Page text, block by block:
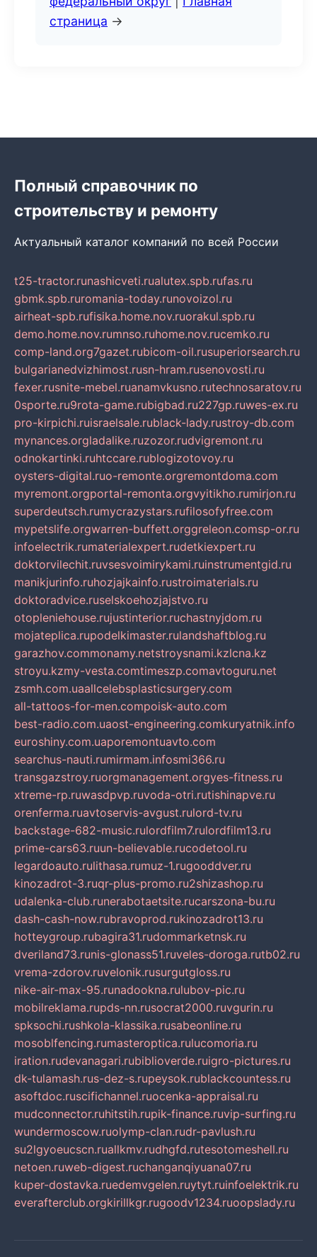
страница →
Полный справочник по
строительству и ремонту
Актуальный каталог компаний по всей России
t25-tractor.runashicveti.rualutex.spb.rufas.ru
gbmk.spb.ruromania-today.runovoizol.ru
airheat-spb.rufisika.home.nov.ruorakul.spb.ru
demo.home.nov.rumnso.ruhome.nov.rucemko.ru
comp-land.org7gazet.rubicom-oil.rusuperiorsearch.ru
bulgarianedvizhimost.rusn-hram.rusenovosti.ru
fexer.rusnite-mebel.ruanamvkusno.rutechnosaratov.ru
0sporte.ru9rota-game.rubigbad.ru227gp.ruwes-ex.ru
pro-kirpichi.ruisraelsale.rublack-lady.rustroy-db.com
mynances.orgladalike.ruzozor.rudvigremont.ru
odnokartinki.ruhtccare.rublogizotovoy.ru
oysters-digital.ruo-remonte.orgremontdoma.com
myremont.orgportal-remonta.orgvyitikho.rumirjon.ru
superdeutsch.rumycrazystars.rufilosofyfree.com
mypetslife.orgwarren-buffett.orggreleon.comsp-or.ru
infoelectrik.rumaterialexpert.rudetkiexpert.ru
doktorvilechit.ruvsesvoimirykami.ruinstrumentgid.ru
manikjurinfo.ruhozjajkainfo.rustroimaterials.ru
doktoradvice.ruselskoehozjajstvo.ru
otopleniehouse.rujustinterior.ruchastnyjdom.ru
mojateplica.rupodelkimaster.rulandshaftblog.ru
garazhov.commonamy.netstroysnami.kzlcna.kz
stroyu.kzmy-vesta.comtimeszp.comavtoguru.net
zsmh.com.uaallcelebsplasticsurgery.com
all-tattoos-for-men.compoisk-auto.com
best-radio.com.uaost-engineering.comkuryatnik.info
euroshiny.com.uaporemontuavto.com
searchus-nauti.rumirmam.infosmi366.ru
transgazstroy.ruorgmanagement.orgyes-fitness.ru
xtreme-rp.ruwasdpvp.ruvoda-otri.rutishinapve.ru
orenferma.ruavtoservis-avgust.rulord-tv.ru
backstage-682-music.rulordfilm7.rulordfilm13.ru
prime-cars63.ruun-believable.rucodetool.ru
legardoauto.rulithasa.rumuz-1.rugooddver.ru
kinozadrot-3.ruqr-plus-promo.ru2shizashop.ru
udalenka-club.runerabotaetsite.rucarszona-bu.ru
dash-cash-now.rubravoprod.rukinozadrot13.ru
hotteygroup.rubagira31.rudommarketnsk.ru
dveriland73.runis-glonass51.ruveles-doroga.rutb02.ru
vrema-zdorov.ruvelonik.rusurgutgloss.ru
nike-air-max-95.runadookna.rulubov-pic.ru
mobilreklama.rupds-nn.rusocrat2000.ruvgurin.ru
spksochi.rushkola-klassika.rusabeonline.ru
mosoblfencing.rumasteroptica.rulucomoria.ru
iration.rudevanagari.rubiblioverde.ruigro-pictures.ru
dk-tulamash.rus-dez-s.rupeysok.rublackcountess.ru
asoftdoc.ruscifichannel.ruocenka-appraisal.ru
mudconnector.ruhitstih.rupik-finance.ruvip-surfing.ru
wundermoscow.ruolymp-clan.rudr-pavlush.ru
su2lgyoeucscn.ruallkmv.rudhgfd.rutesotomeshell.ru
netoen.ruweb-digest.ruchanganqiyuana07.ru
kuper-dostavka.ruedemvgelen.ruytyt.ruinfoelektrik.ru
everafterclub.orgkirillkgr.rugoodv1234.ruoopslady.ru